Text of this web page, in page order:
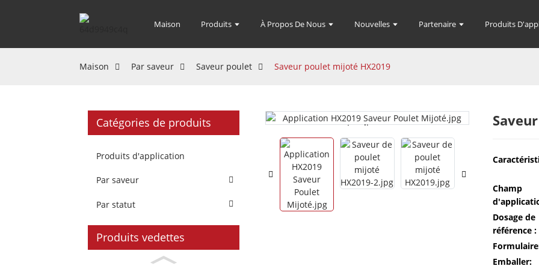
Maison Produits À Propos De Nous Nouvelles Partenaire Produits
Maison Par saveur Saveur poulet Saveur poulet mijoté HX2019
Catégories de produits
Produits d'application
Par saveur
Par statut
Produits vedettes
Loading...
Loading...
Champ
Dosage de
référence :
Emballer: